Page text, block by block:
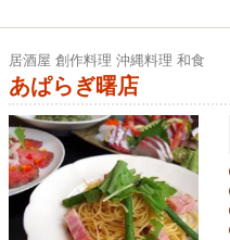
居酒屋 創作料理 沖縄料理 和食
あぱらぎ曙店